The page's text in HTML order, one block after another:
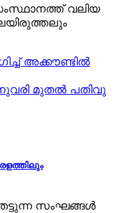
വലിയ
അക്കൗണ്ടിൽ
മുതൽ പതിവു
സംഘങ്ങള്‍